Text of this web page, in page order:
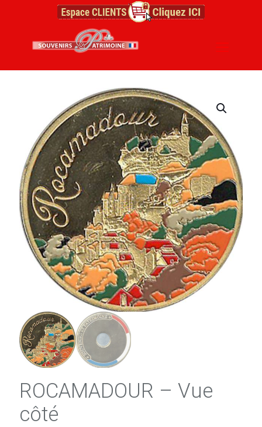
ROCAMADOUR – Vue
côté